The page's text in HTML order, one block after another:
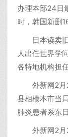
办理本部24日
时，韩国新删
日本读卖旧
人出任世界学
各特地机构担
外新网2月
县相模本市当
肺炎患者系东
外新网2月